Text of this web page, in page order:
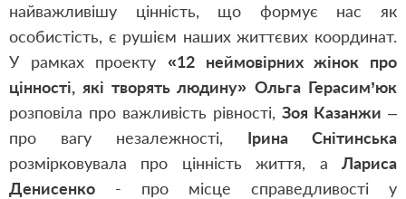
найважливішу цінність, що формує нас як
особистість, є рушієм наших життєвих координат.
У рамках проекту «12 неймовірних жінок про
цінності, які творять людину» Ольга Герасим’юк
розповіла про важливість рівності, Зоя Казанжи –
про вагу незалежності, Ірина Снітинська
розмірковувала про цінність життя, а Лариса
Денисенко - про місце справедливості у